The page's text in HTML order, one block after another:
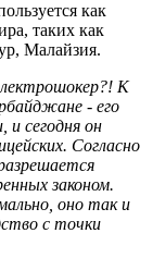
как
таких как
Малайзия.
К
- его
и сегодня он
Согласно
законом.
оно так и
с точки